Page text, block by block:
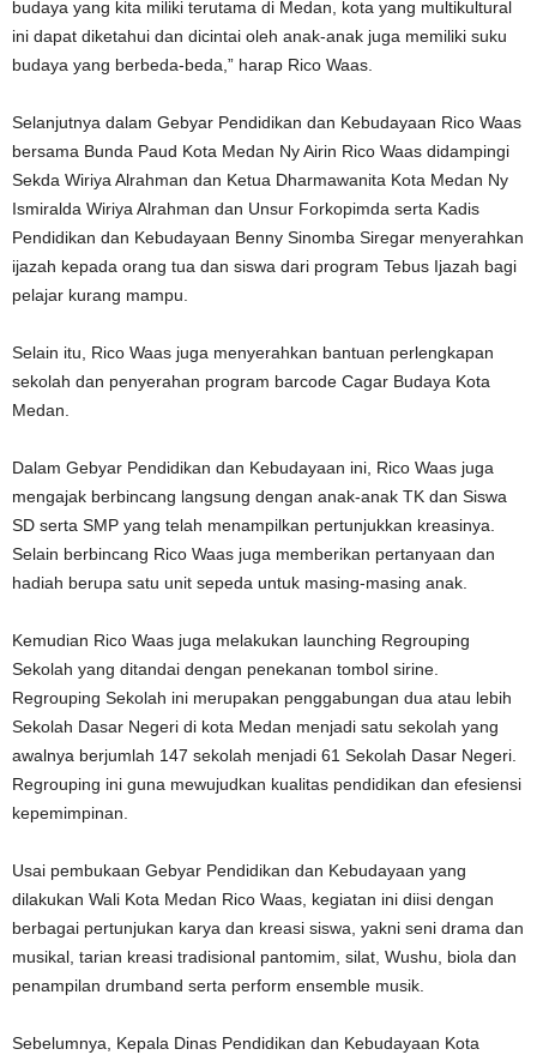
budaya yang kita miliki terutama di Medan, kota yang multikultural
ini dapat diketahui dan dicintai oleh anak-anak juga memiliki suku
budaya yang berbeda-beda,” harap Rico Waas.
Selanjutnya dalam Gebyar Pendidikan dan Kebudayaan Rico Waas
bersama Bunda Paud Kota Medan Ny Airin Rico Waas didampingi
Sekda Wiriya Alrahman dan Ketua Dharmawanita Kota Medan Ny
Ismiralda Wiriya Alrahman dan Unsur Forkopimda serta Kadis
Pendidikan dan Kebudayaan Benny Sinomba Siregar menyerahkan
ijazah kepada orang tua dan siswa dari program Tebus Ijazah bagi
pelajar kurang mampu.
Selain itu, Rico Waas juga menyerahkan bantuan perlengkapan
sekolah dan penyerahan program barcode Cagar Budaya Kota
Medan.
Dalam Gebyar Pendidikan dan Kebudayaan ini, Rico Waas juga
mengajak berbincang langsung dengan anak-anak TK dan Siswa
SD serta SMP yang telah menampilkan pertunjukkan kreasinya.
Selain berbincang Rico Waas juga memberikan pertanyaan dan
hadiah berupa satu unit sepeda untuk masing-masing anak.
Kemudian Rico Waas juga melakukan launching Regrouping
Sekolah yang ditandai dengan penekanan tombol sirine.
Regrouping Sekolah ini merupakan penggabungan dua atau lebih
Sekolah Dasar Negeri di kota Medan menjadi satu sekolah yang
awalnya berjumlah 147 sekolah menjadi 61 Sekolah Dasar Negeri.
Regrouping ini guna mewujudkan kualitas pendidikan dan efesiensi
kepemimpinan.
Usai pembukaan Gebyar Pendidikan dan Kebudayaan yang
dilakukan Wali Kota Medan Rico Waas, kegiatan ini diisi dengan
berbagai pertunjukan karya dan kreasi siswa, yakni seni drama dan
musikal, tarian kreasi tradisional pantomim, silat, Wushu, biola dan
penampilan drumband serta perform ensemble musik.
Sebelumnya, Kepala Dinas Pendidikan dan Kebudayaan Kota